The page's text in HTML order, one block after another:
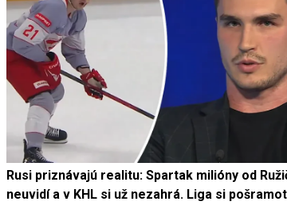
Rusi priznávajú realitu: Spartak milióny od
neuvidí a v KHL si už nezahrá. Liga si